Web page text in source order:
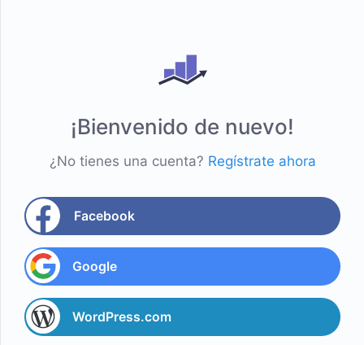
¡Bienvenido de nuevo!
¿No tienes una cuenta? Regístrate ahora
Facebook
Google
WordPress.com